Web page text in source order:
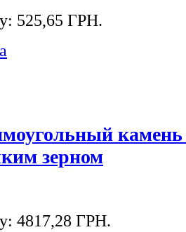
525,65 ГРН.
зерном
4817,28 ГРН.